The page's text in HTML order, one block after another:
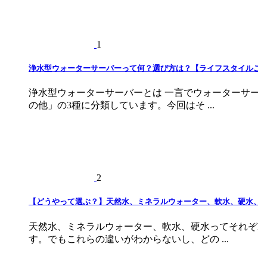
1
浄水型ウォーターサーバーって何？選び方は？【ライフスタイル
浄水型ウォーターサーバーとは 一言でウォーターサ
の他」の3種に分類しています。今回はそ ...
2
【どうやって選ぶ？】天然水、ミネラルウォーター、軟水、硬
天然水、ミネラルウォーター、軟水、硬水ってそれ
す。でもこれらの違いがわからないし、どの ...